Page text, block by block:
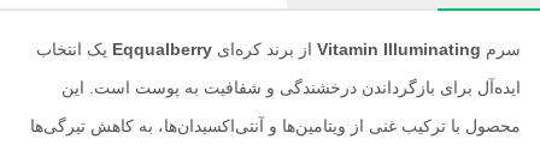
سرم Vitamin Illuminating از برند کره‌ای Eqqualberry یک انتخاب
ایده‌آل برای بازگرداندن درخشندگی و شفافیت به پوست است. این
محصول با ترکیب غنی از ویتامین‌ها و آنتی‌اکسیدان‌ها، به کاهش تیرگی‌ها